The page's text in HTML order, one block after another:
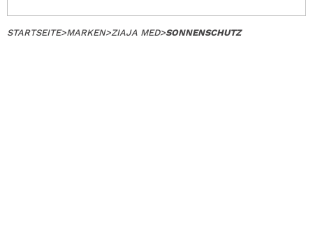
STARTSEITE>MARKEN>ZIAJA MED>SONNENSCHUTZ